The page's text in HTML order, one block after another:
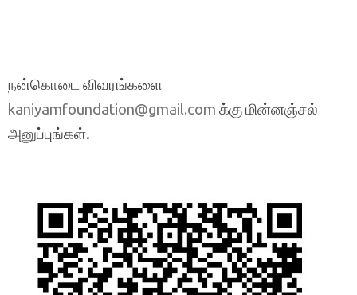
நன்கொடை விவரங்களை
kaniyamfoundation@gmail.com க்கு மின்னஞ்சல்
அனுப்புங்கள்.